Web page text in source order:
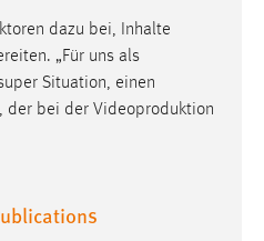
dazu bei, Inhalte
„Für uns als
Situation, einen
der bei der Videoproduktion